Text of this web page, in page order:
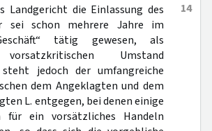
14
Landgericht die Einlassung des
sei schon mehrere Jahre im
tätig gewesen, als
Umstand
jedoch der umfangreiche
dem Angeklagten und dem
L. entgegen, bei denen einige
für ein vorsätzliches Handeln